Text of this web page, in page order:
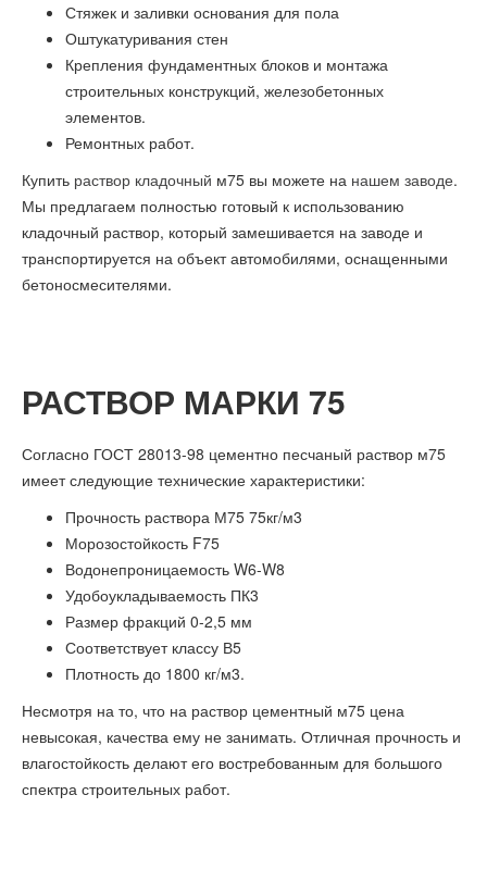
Стяжек и заливки основания для пола
Оштукатуривания стен
Крепления фундаментных блоков и монтажа
строительных конструкций, железобетонных
элементов.
Ремонтных работ.
Купить раствор кладочный м75 вы можете на нашем заводе.
Мы предлагаем полностью готовый к использованию
кладочный раствор, который замешивается на заводе и
транспортируется на объект автомобилями, оснащенными
бетоносмесителями.
РАСТВОР МАРКИ 75
Согласно ГОСТ 28013-98 цементно песчаный раствор м75
имеет следующие технические характеристики:
Прочность раствора М75 75кг/м3
Морозостойкость F75
Водонепроницаемость W6-W8
Удобоукладываемость ПК3
Размер фракций 0-2,5 мм
Соответствует классу В5
Плотность до 1800 кг/м3.
Несмотря на то, что на раствор цементный м75 цена
невысокая, качества ему не занимать. Отличная прочность и
влагостойкость делают его востребованным для большого
спектра строительных работ.